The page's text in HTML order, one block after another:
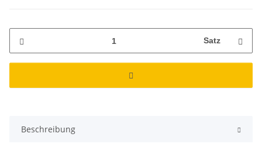
Satz
Beschreibung